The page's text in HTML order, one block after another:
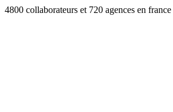
4800 collaborateurs et 720 agences en france